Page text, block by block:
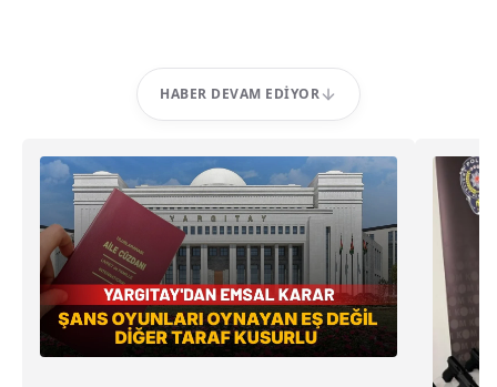
HABER DEVAM EDIYOR